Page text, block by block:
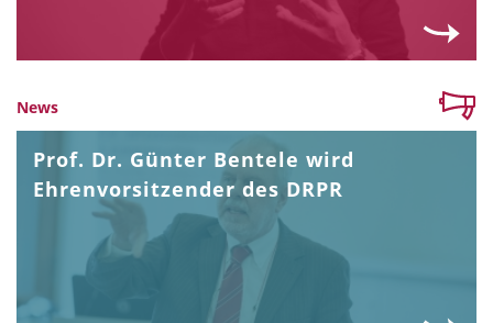
News
Prof. Dr. Günter Bentele wird
Ehrenvorsitzender des DRPR